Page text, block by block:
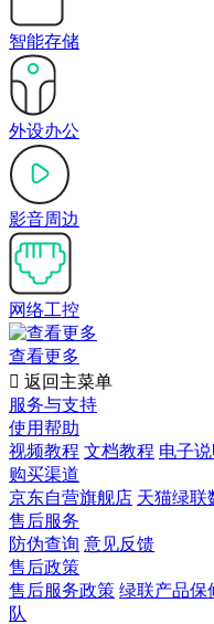
智能存储
外设办公
影音周边
网络工控
查看更多
 返回主菜单
服务与支持
使用帮助
视频教程 文档教程 电子
购买渠道
京东自营旗舰店 天猫绿联
售后服务
防伪查询 意见反馈
售后政策
售后服务政策 绿联产品保
队